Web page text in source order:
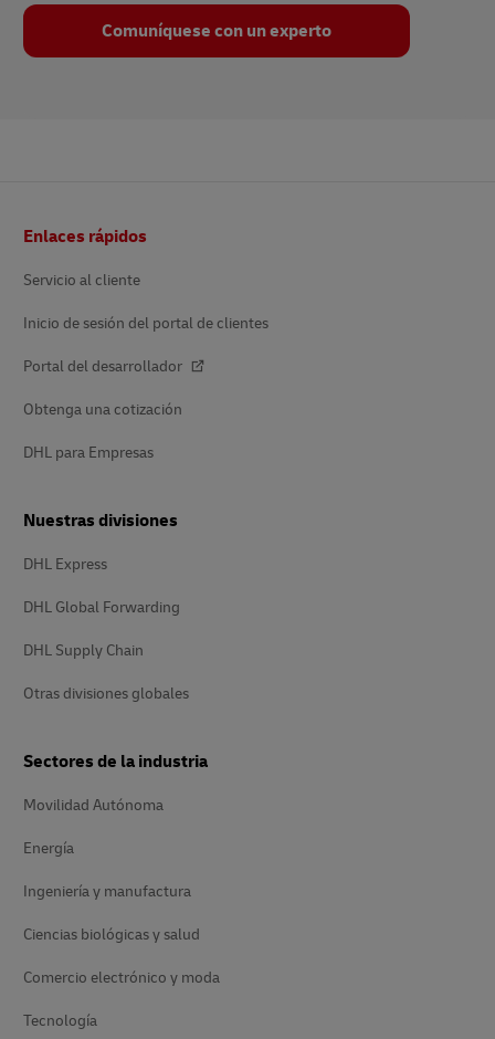
Comuníquese con un experto
de
Enlaces rápidos
Servicio al cliente
Inicio de sesión del portal de clientes
Portal del desarrollador
Obtenga una cotización
DHL para Empresas
Nuestras divisiones
DHL Express
DHL Global Forwarding
DHL Supply Chain
Otras divisiones globales
Sectores de la industria
Movilidad Autónoma
Energía
Ingeniería y manufactura
Ciencias biológicas y salud
Comercio electrónico y moda
Tecnología